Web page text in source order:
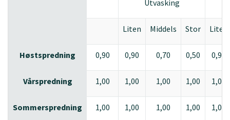
Utvasking
Liten Middels Stor Liten
Høstspredning 0,90 0,90 0,70 0,50 0,90
Vårspredning 1,00 1,00 1,00 1,00 1,00
Sommerspredning 1,00 1,00 1,00 1,00 1,00